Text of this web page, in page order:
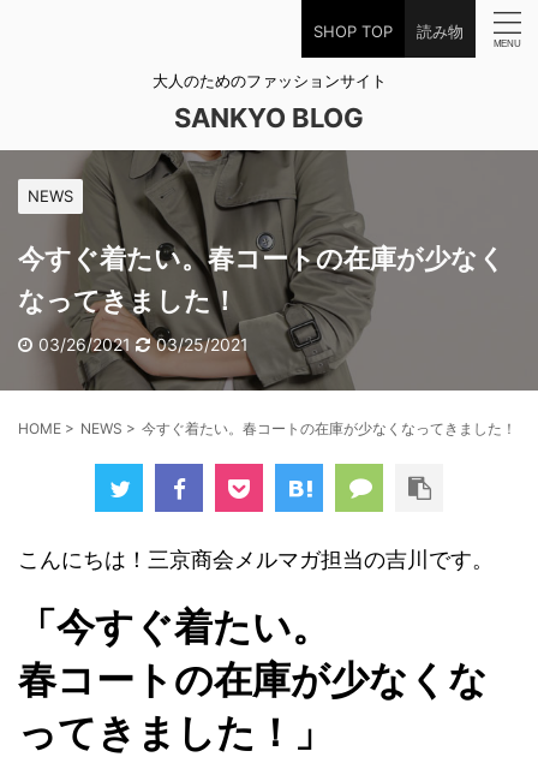
SHOP TOP 読み物
大人のためのファッションサイト
SANKYO BLOG
NEWS
今すぐ着たい。春コートの在庫が少なく
なってきました！
03/26/2021 03/25/2021
HOME > NEWS > 今すぐ着たい。春コートの在庫が少なくなってきました！
こんにちは！三京商会メルマガ担当の吉川です。
「今すぐ着たい。
春コートの在庫が少なくな
ってきました！」